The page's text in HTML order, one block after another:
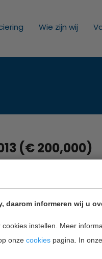
daarom informeren wij u
instellen. Meer
onze cookies pagina. In onze
Wie zijn wij
(€ 200,000)
Blaise Pascal
acclaimed, foreign
humanities and
to submit